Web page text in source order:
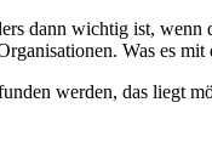
dann wichtig ist,
Was es
werden, das liegt